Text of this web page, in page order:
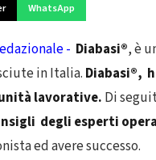
WhatsApp
- Diabasi®, è
in Italia. Diabasi®,
lavorative. Di
degli esperti
ed avere successo.